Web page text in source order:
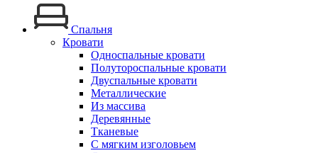
Спальня
Кровати
Односпальные кровати
Полутороспальные кровати
Двуспальные кровати
Металлические
Из массива
Деревянные
Тканевые
С мягким изголовьем